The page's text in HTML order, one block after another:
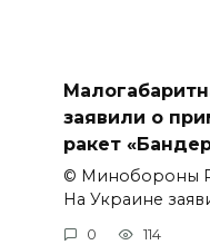
заявили о
ракет
© Минобороны
На Украине
0 114